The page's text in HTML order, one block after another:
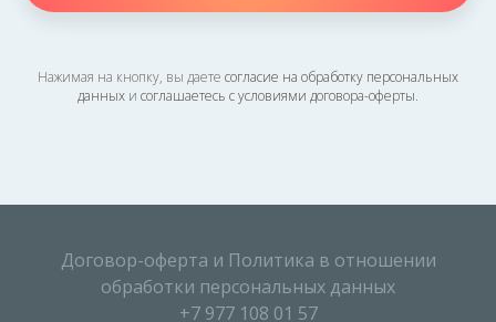
Нажимая на кнопку, вы даете согласие на обработку персональных
данных и соглашаетесь c условиями договора-оферты.
Договор-оферта и Политика в отношении
обработки персональных данных
+7 977 108 01 57